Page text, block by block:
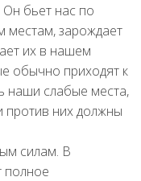
бьет нас по
местам, зарождает
их в нашем
обычно приходят к
наши слабые места,
против них должны
силам. В
полное